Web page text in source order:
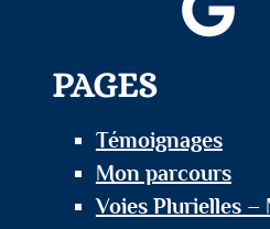
PAGES
Témoignages
Mon parcours
Voies Plurielles –